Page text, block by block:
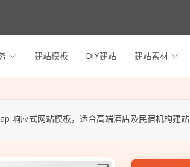
建站模板 DIY建站 建站素材
响应式网站模板，适合高端酒店及民宿机构建站